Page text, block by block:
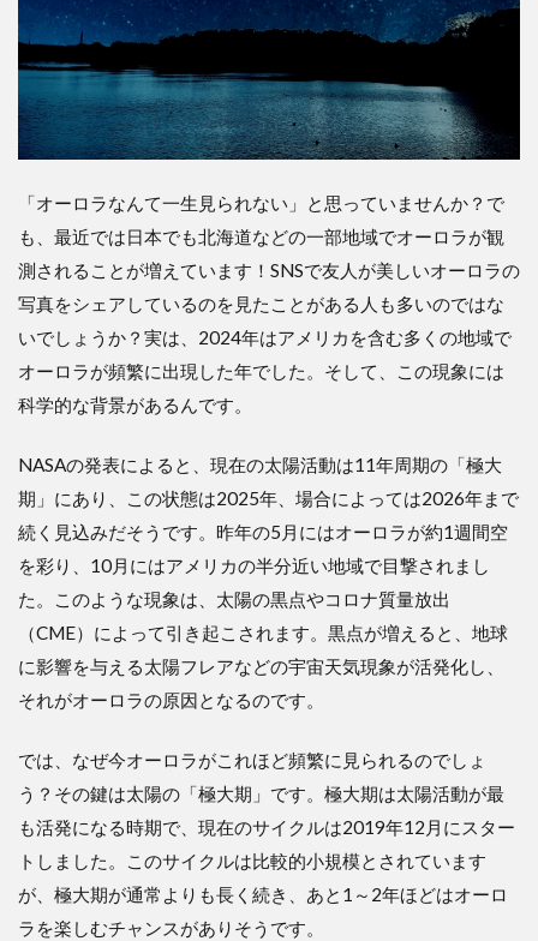
「オーロラなんて一生見られない」と思っていませんか？で
も、最近では日本でも北海道などの一部地域でオーロラが観
測されることが増えています！SNSで友人が美しいオーロラの
写真をシェアしているのを見たことがある人も多いのではな
いでしょうか？実は、2024年はアメリカを含む多くの地域で
オーロラが頻繁に出現した年でした。そして、この現象には
科学的な背景があるんです。
NASAの発表によると、現在の太陽活動は11年周期の「極大
期」にあり、この状態は2025年、場合によっては2026年まで
続く見込みだそうです。昨年の5月にはオーロラが約1週間空
を彩り、10月にはアメリカの半分近い地域で目撃されまし
た。このような現象は、太陽の黒点やコロナ質量放出
（CME）によって引き起こされます。黒点が増えると、地球
に影響を与える太陽フレアなどの宇宙天気現象が活発化し、
それがオーロラの原因となるのです。
では、なぜ今オーロラがこれほど頻繁に見られるのでしょ
う？その鍵は太陽の「極大期」です。極大期は太陽活動が最
も活発になる時期で、現在のサイクルは2019年12月にスター
トしました。このサイクルは比較的小規模とされています
が、極大期が通常よりも長く続き、あと1～2年ほどはオーロ
ラを楽しむチャンスがありそうです。